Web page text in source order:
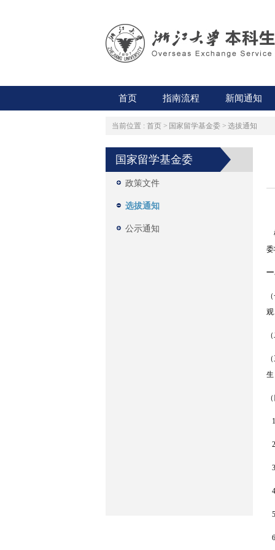
首页 指南流程 新闻通知
当前位置 : 首页 > 国家留学基金委 > 选拔通知
国家留学基金委
政策文件
选拔通知
公示通知
委
观
生